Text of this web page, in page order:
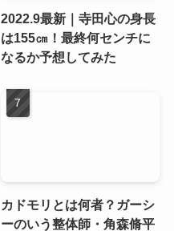
2022.9最新｜寺田心の身長
は155㎝！最終何センチに
なるか予想してみた
カドモリとは何者？ガーシ
ーのいう整体師・角森脩平